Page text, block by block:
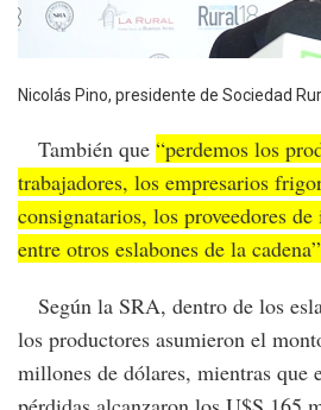
Nicolás Pino, presidente de Sociedad
También que “perdemos los
trabajadores, los empresarios
consignatarios, los proveedores
entre otros eslabones de la cadena”
Según la SRA, dentro de los
los productores asumieron el
millones de dólares, mientras